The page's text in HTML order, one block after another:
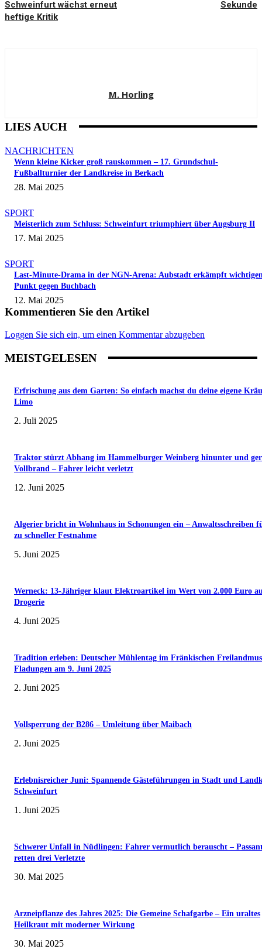
Schweinfurt wächst erneut
heftige Kritik
Sekunde
M. Horling
LIES AUCH
NACHRICHTEN
Wenn kleine Kicker groß rauskommen – 17. Grundschul-
Fußballturnier der Landkreise in Berkach
28. Mai 2025
SPORT
Meisterlich zum Schluss: Schweinfurt triumphiert über Augsburg II
17. Mai 2025
SPORT
Last-Minute-Drama in der NGN-Arena: Aubstadt erkämpft
Punkt gegen Buchbach
12. Mai 2025
Kommentieren Sie den Artikel
Loggen Sie sich ein, um einen Kommentar abzugeben
MEISTGELESEN
Erfrischung aus dem Garten: So einfach machst du deine eigene
Limo
2. Juli 2025
Traktor stürzt Abhang im Hammelburger Weinberg hinunter und
Vollbrand – Fahrer leicht verletzt
12. Juni 2025
Algerier bricht in Wohnhaus in Schonungen ein – Anwaltsschreiben
zu schneller Festnahme
5. Juni 2025
Werneck: 13-Jähriger klaut Elektroartikel im Wert von 2.000 Euro
Drogerie
4. Juni 2025
Tradition erleben: Deutscher Mühlentag im Fränkischen
Fladungen am 9. Juni 2025
2. Juni 2025
Vollsperrung der B286 – Umleitung über Maibach
2. Juni 2025
Erlebnisreicher Juni: Spannende Gästeführungen in Stadt und
Schweinfurt
1. Juni 2025
Schwerer Unfall in Nüdlingen: Fahrer vermutlich berauscht –
retten drei Verletzte
30. Mai 2025
Arzneipflanze des Jahres 2025: Die Gemeine Schafgarbe – Ein uraltes
Heilkraut mit moderner Wirkung
30. Mai 2025